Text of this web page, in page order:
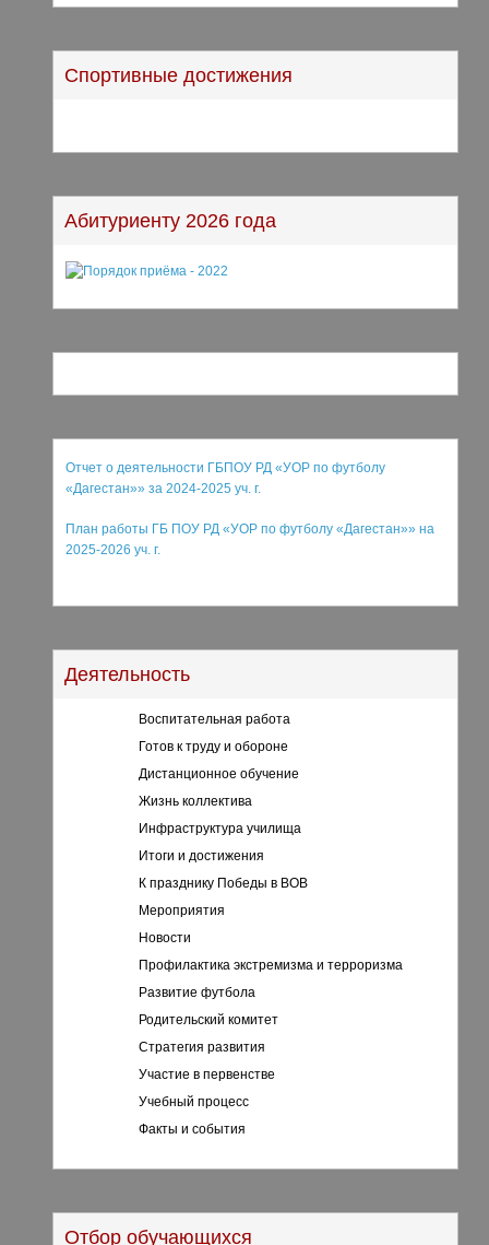
Спортивные достижения
Абитуриенту 2026 года
Отчет о деятельности ГБПОУ РД «УОР по футболу
«Дагестан»» за 2024-2025 уч. г.
План работы ГБ ПОУ РД «УОР по футболу «Дагестан»» на
2025-2026 уч. г.
Деятельность
Воспитательная работа
Готов к труду и обороне
Дистанционное обучение
Жизнь коллектива
Инфраструктура училища
Итоги и достижения
К празднику Победы в ВОВ
Мероприятия
Новости
Профилактика экстремизма и терроризма
Развитие футбола
Родительский комитет
Стратегия развития
Участие в первенстве
Учебный процесс
Факты и события
Отбор обучающихся